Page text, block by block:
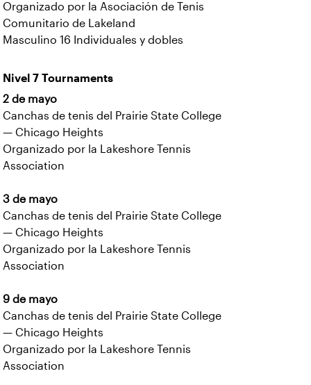
Organizado por la Asociación de Tenis
Comunitario de Lakeland
Masculino 16 Individuales y dobles
Nivel 7 Tournaments
2 de mayo
Canchas de tenis del Prairie State College
— Chicago Heights
Organizado por la Lakeshore Tennis
Association
3 de mayo
Canchas de tenis del Prairie State College
— Chicago Heights
Organizado por la Lakeshore Tennis
Association
9 de mayo
Canchas de tenis del Prairie State College
— Chicago Heights
Organizado por la Lakeshore Tennis
Association